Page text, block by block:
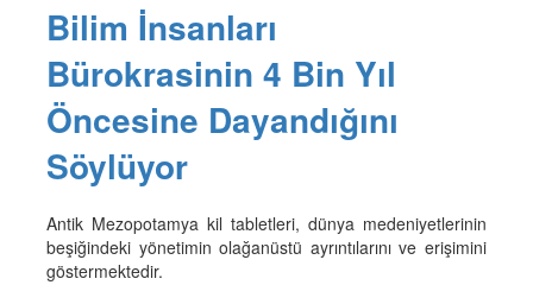
Bilim İnsanları
Bürokrasinin 4 Bin Yıl
Öncesine Dayandığını
Söylüyor
Antik Mezopotamya kil tabletleri, dünya medeniyetlerinin
beşiğindeki yönetimin olağanüstü ayrıntılarını ve erişimini
göstermektedir.